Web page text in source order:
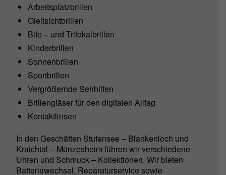
Arbeitsplatzbrillen
Gleitsichtbrillen
Bifo – und Trifokalbrillen
Kinderbrillen
Sonnenbrillen
Sportbrillen
Vergrößernde Sehhilfen
Brillengläser für den digitalen Alltag
Kontaktlinsen
In den Geschäften Stutensee – Blankenloch und
Kraichtal – Münzesheim führen wir verschiedene
Uhren und Schmuck – Kollektionen. Wir bieten
Batteriewechsel, Reparaturservice sowie